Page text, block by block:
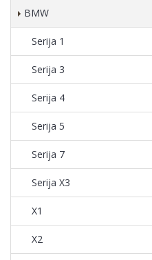
BMW
Serija 1
Serija 3
Serija 4
Serija 5
Serija 7
Serija X3
X1
X2